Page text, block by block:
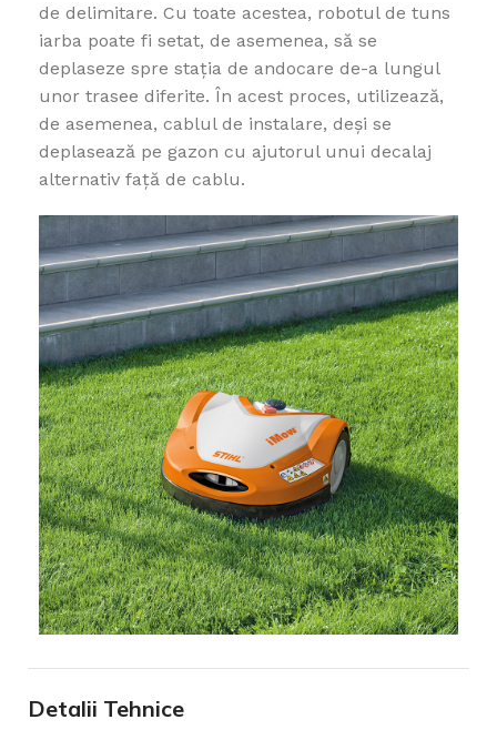
de delimitare. Cu toate acestea, robotul de tuns
iarba poate fi setat, de asemenea, să se
deplaseze spre stația de andocare de-a lungul
unor trasee diferite. În acest proces, utilizează,
de asemenea, cablul de instalare, deși se
deplasează pe gazon cu ajutorul unui decalaj
alternativ față de cablu.
Detalii Tehnice